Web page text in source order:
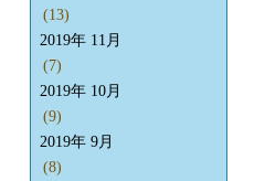
(13)
2019年 11月
(7)
2019年 10月
(9)
2019年 9月
(8)